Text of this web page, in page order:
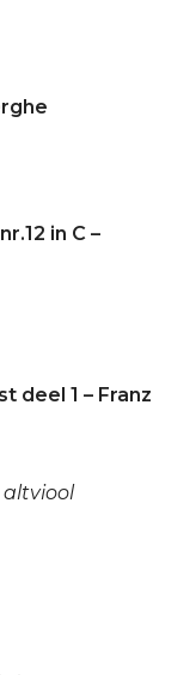
in C –
deel 1 – Franz
altviool